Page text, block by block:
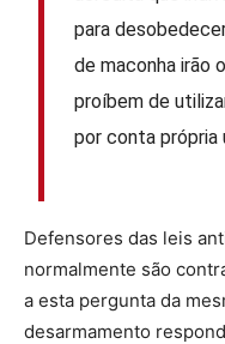
para
de maconha irão
proíbem de
por conta própria
Defensores das leis
normalmente são
a esta pergunta da
desarmamento